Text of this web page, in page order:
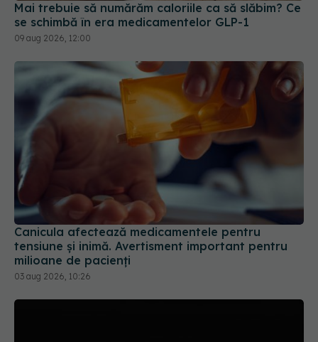
Mai trebuie să numărăm caloriile ca să slăbim? Ce
se schimbă în era medicamentelor GLP-1
09 aug 2026, 12:00
Canicula afectează medicamentele pentru
tensiune și inimă. Avertisment important pentru
milioane de pacienți
03 aug 2026, 10:26